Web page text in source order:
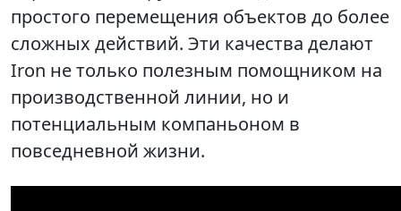
простого перемещения объектов до более
сложных действий. Эти качества делают
Iron не только полезным помощником на
производственной линии, но и
потенциальным компаньоном в
повседневной жизни.